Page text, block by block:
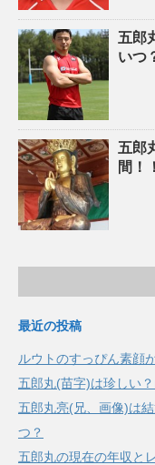
五郎
いつ
五郎
間！
最近の投稿
ルウトのすっぴん素顔
五郎丸(苗字)は珍しい
五郎丸亮(兄、画像)は
つ？
五郎丸の現在の年収と